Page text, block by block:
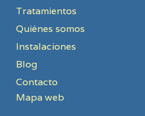
Tratamientos
Quiénes somos
Instalaciones
Blog
Contacto
Mapa web